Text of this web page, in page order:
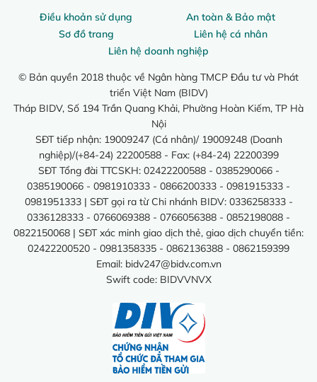
Điều khoản sử dụng
An toàn & Bảo mật
Sơ đồ trang
Liên hệ cá nhân
Liên hệ doanh nghiệp
© Bản quyền 2018 thuộc về Ngân hàng TMCP Đầu tư và Phát
triển Việt Nam (BIDV)
Tháp BIDV, Số 194 Trần Quang Khải, Phường Hoàn Kiếm, TP Hà
Nội
SĐT tiếp nhận: 19009247 (Cá nhân)/ 19009248 (Doanh
nghiệp)/(+84-24) 22200588 - Fax: (+84-24) 22200399
SĐT Tổng đài TTCSKH: 02422200588 - 0385290066 -
0385190066 - 0981910333 - 0866200333 - 0981915333 -
0981951333 | SĐT gọi ra từ Chi nhánh BIDV: 0336258333 -
0336128333 - 0766069388 - 0766056388 - 0852198088 -
0822150068 | SĐT xác minh giao dịch thẻ, giao dịch chuyển tiền:
02422200520 - 0981358335 - 0862136388 - 0862159399
Email: bidv247@bidv.com.vn
Swift code: BIDVVNVX